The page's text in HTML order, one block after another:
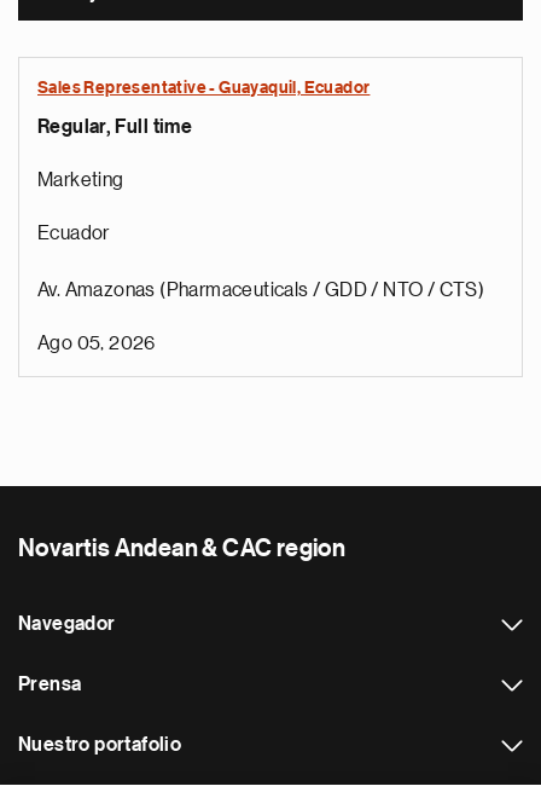
Sales Representative - Guayaquil, Ecuador
Regular, Full time
Marketing
Ecuador
Av. Amazonas (Pharmaceuticals / GDD / NTO / CTS)
Ago 05, 2026
Novartis Andean & CAC region
Navegador
Prensa
Nuestro portafolio